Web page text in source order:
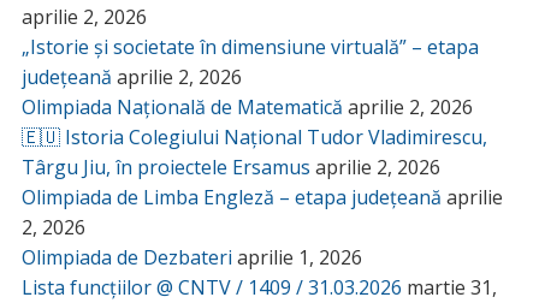
aprilie 2, 2026
„Istorie și societate în dimensiune virtuală” – etapa
județeană aprilie 2, 2026
Olimpiada Națională de Matematică aprilie 2, 2026
🇪🇺 Istoria Colegiului Național Tudor Vladimirescu,
Târgu Jiu, în proiectele Ersamus aprilie 2, 2026
Olimpiada de Limba Engleză – etapa județeană aprilie
2, 2026
Olimpiada de Dezbateri aprilie 1, 2026
Lista funcțiilor @ CNTV / 1409 / 31.03.2026 martie 31,